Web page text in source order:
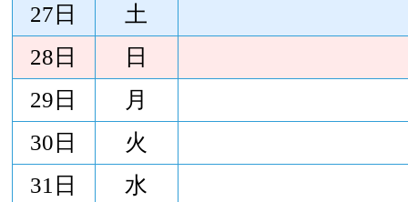
27日
土
28日
日
29日
月
30日
火
31日
水